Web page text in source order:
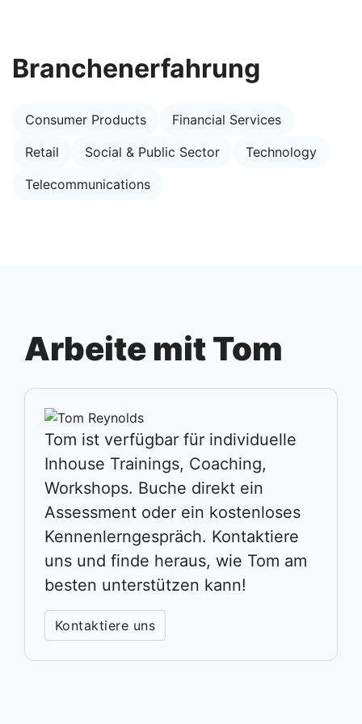
Branchenerfahrung
Consumer Products
Financial Services
Retail
Social & Public Sector
Technology
Telecommunications
Arbeite mit Tom
Tom ist verfügbar für individuelle
Inhouse Trainings, Coaching,
Workshops. Buche direkt ein
Assessment oder ein kostenloses
Kennenlerngespräch. Kontaktiere
uns und finde heraus, wie Tom am
besten unterstützen kann!
Kontaktiere uns